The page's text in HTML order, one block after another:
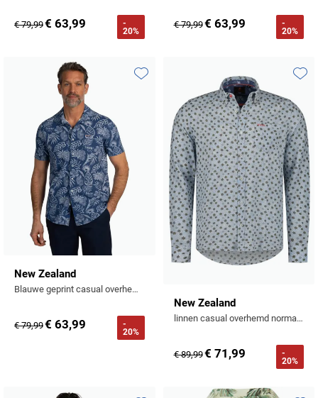
€ 79,99€ 63,99
-
20%
€ 79,99€ 63,99
-
20%
New Zealand
Blauwe geprint casual overhemd
€ 79,99€ 63,99
-
20%
Toevoegen aan favorieten
New Zealand
linnen casual overhemd normale fit blauw geprint
€ 89,99€ 71,99
-
20%